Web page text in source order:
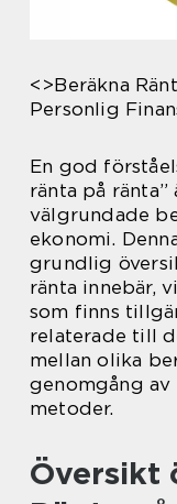
<>Beräkna
Personlig
En god
ränta på
välgrundade
ekonomi.
grundlig
ränta innebär,
som finns
relaterade till
mellan olika
genomgång
metoder.
Översikt